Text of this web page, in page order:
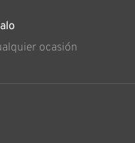
ocasión